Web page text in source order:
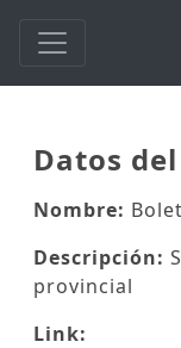
Datos
Nombre:
Descripción:
provincial
Link: